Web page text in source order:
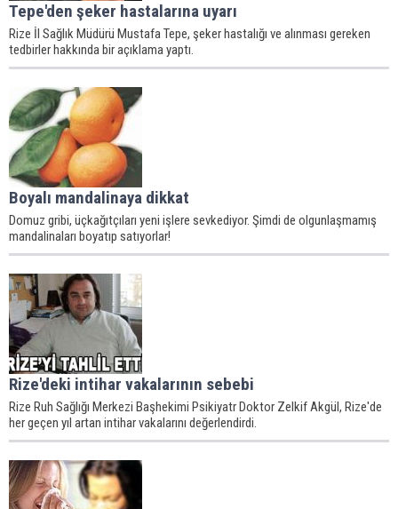
Tepe'den şeker hastalarına uyarı
Rize İl Sağlık Müdürü Mustafa Tepe, şeker hastalığı ve alınması gereken
tedbirler hakkında bir açıklama yaptı.
Boyalı mandalinaya dikkat
Domuz gribi, üçkağıtçıları yeni işlere sevkediyor. Şimdi de olgunlaşmamış
mandalinaları boyatıp satıyorlar!
Rize'deki intihar vakalarının sebebi
Rize Ruh Sağlığı Merkezi Başhekimi Psikiyatr Doktor Zelkif Akgül, Rize'de
her geçen yıl artan intihar vakalarını değerlendirdi.